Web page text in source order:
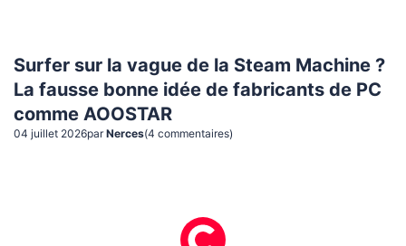
Surfer sur la vague de la Steam Machine ?
La fausse bonne idée de fabricants de PC
comme AOOSTAR
04 juillet 2026par Nerces(4 commentaires)